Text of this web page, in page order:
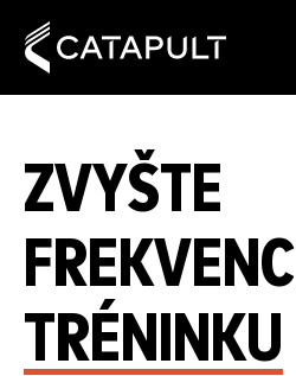
ZVYŠTE
FREKVENCI
TRÉNINKU